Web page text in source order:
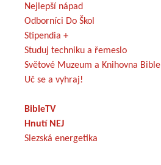
Nejlepší nápad
Odborníci Do Škol
Stipendia +
Studuj techniku a řemeslo
Světové Muzeum a Knihovna Bible
Uč se a vyhraj!
BibleTV
Hnutí NEJ
Slezská energetika